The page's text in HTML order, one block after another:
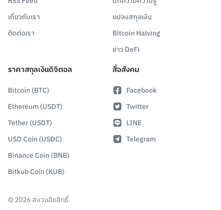
เกี่ยวกับเรา
ติดต่อเรา
แปลงสกุลเงิน
Bitcoin Halving
ข่าว DeFi
ราคาสกุลเงินดิจิตอล
Bitcoin (BTC)
Ethereum (USDT)
Tether (USDT)
USD Coin (USDC)
Binance Coin (BNB)
Bitkub Coin (KUB)
สื่อสังคม
Facebook
Twitter
LINE
Telegram
© 2026สงวนลิขสิทธิ์